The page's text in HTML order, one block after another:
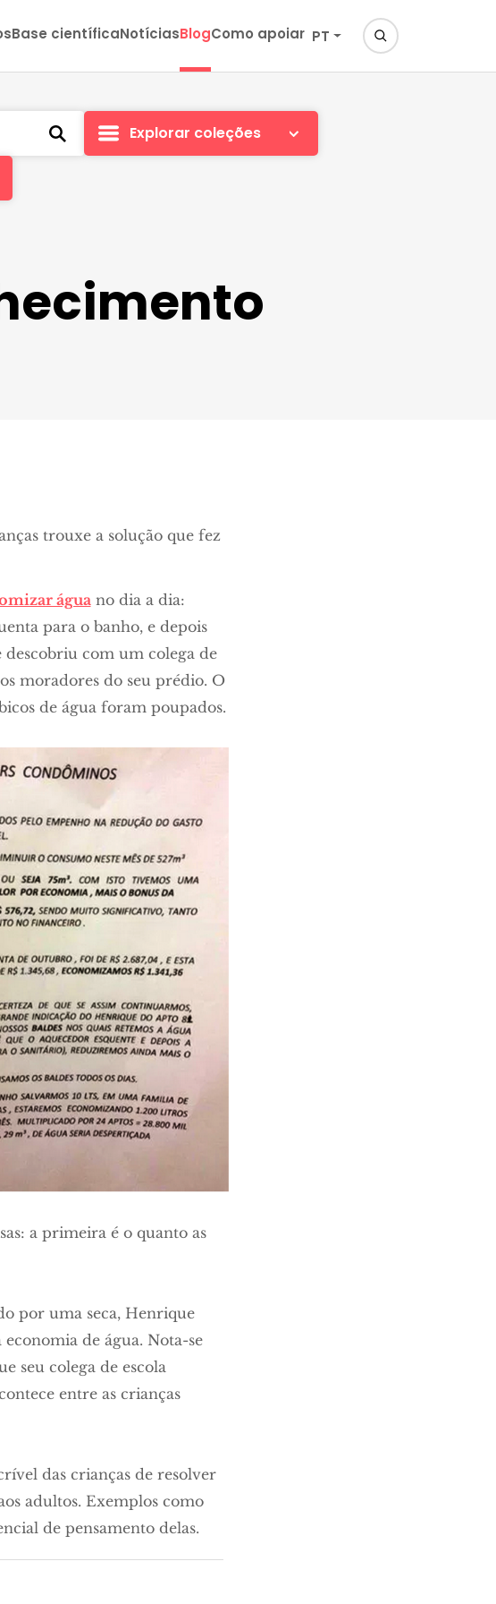
Base científicaNotíciasBlogComo apoiar PT
Explorar coleções
trouxe a solução que fez
águano dia a dia:
para o banho, e depois
descobriu com um colega de
moradores do seu prédio. O
de água foram poupados.
a primeira é o quanto as
por uma seca, Henrique
de água. Nota-se
seu colega de escola
entre as crianças
das crianças de resolver
adultos. Exemplos como
de pensamento delas.